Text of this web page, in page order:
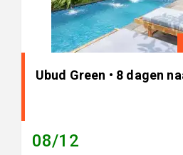
Ubud Green • 8 dagen
08/12